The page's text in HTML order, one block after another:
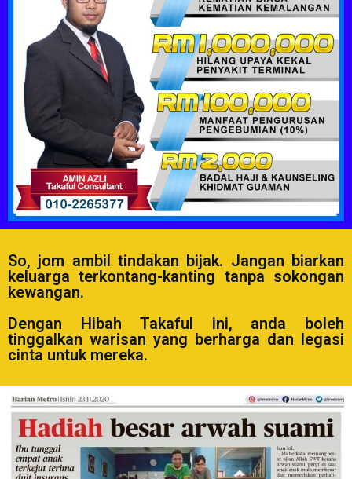
So, jom ambil tindakan bijak. Jangan biarkan
keluarga terkontang-kanting tanpa sokongan
kewangan.
Dengan Hibah Takaful ini, anda boleh
tinggalkan warisan yang berharga dan legasi
cinta untuk mereka.